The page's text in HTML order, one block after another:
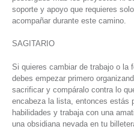
soporte y apoyo que requieres
acompañar durante este camino.
SAGITARIO
Si quieres cambiar de trabajo o la
debes empezar primero
sacrificar y compáralo contra lo
encabeza la lista, entonces estás
habilidades y trabaja con una
una obsidiana nevada en tu